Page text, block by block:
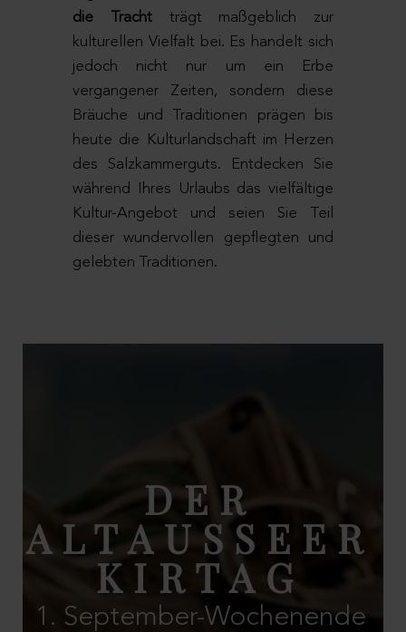
die Trachtträgt maßgeblich zur
kulturellen Vielfalt bei. Es handelt sich
jedoch nicht nur um ein Erbe
vergangener Zeiten, sondern diese
Bräuche und Traditionen prägen bis
heute die Kulturlandschaft im Herzen
des Salzkammerguts. Entdecken Sie
während Ihres Urlaubs das vielfältige
Kultur-Angebot und seien Sie Teil
dieser wundervollen gepflegten und
gelebten Traditionen.
DER
ALTAUSSEER
KIRTAG
1. September-Wochenende